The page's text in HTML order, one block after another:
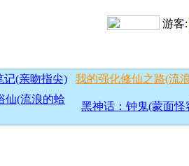
游客:
记(亲吻指尖) 我的强化修仙之路(流
仙(流浪的蛤
黑神话：钟鬼(蒙面怪